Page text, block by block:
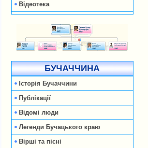
Відеотека
БУЧАЧЧИНА
Історія Бучаччини
Публікації
Відомі люди
Легенди Бучацького краю
Вірші та пісні